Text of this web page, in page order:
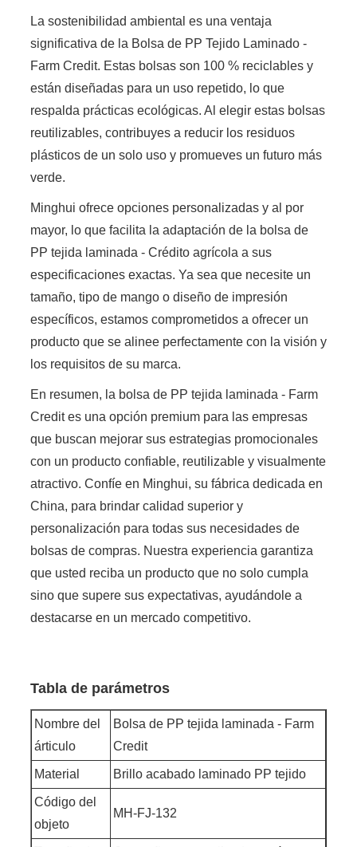
La sostenibilidad ambiental es una ventaja
significativa de la Bolsa de PP Tejido Laminado -
Farm Credit. Estas bolsas son 100 % reciclables y
están diseñadas para un uso repetido, lo que
respalda prácticas ecológicas. Al elegir estas bolsas
reutilizables, contribuyes a reducir los residuos
plásticos de un solo uso y promueves un futuro más
verde.
Minghui ofrece opciones personalizadas y al por
mayor, lo que facilita la adaptación de la bolsa de
PP tejida laminada - Crédito agrícola a sus
especificaciones exactas. Ya sea que necesite un
tamaño, tipo de mango o diseño de impresión
específicos, estamos comprometidos a ofrecer un
producto que se alinee perfectamente con la visión y
los requisitos de su marca.
En resumen, la bolsa de PP tejida laminada - Farm
Credit es una opción premium para las empresas
que buscan mejorar sus estrategias promocionales
con un producto confiable, reutilizable y visualmente
atractivo. Confíe en Minghui, su fábrica dedicada en
China, para brindar calidad superior y
personalización para todas sus necesidades de
bolsas de compras. Nuestra experiencia garantiza
que usted reciba un producto que no solo cumpla
sino que supere sus expectativas, ayudándole a
destacarse en un mercado competitivo.
Tabla de parámetros
Nombre del
árticulo
Bolsa de PP tejida laminada - Farm
Credit
Material Brillo acabado laminado PP tejido
Código del
objeto
MH-FJ-132